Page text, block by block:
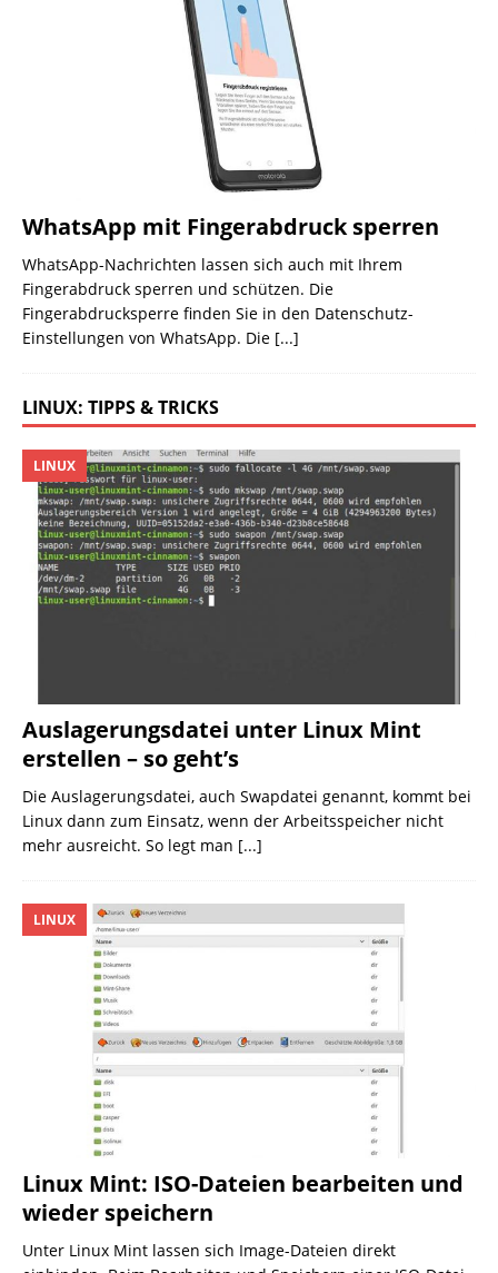
WhatsApp mit Fingerabdruck sperren
WhatsApp-Nachrichten lassen sich auch mit Ihrem
Fingerabdruck sperren und schützen. Die
Fingerabdrucksperre finden Sie in den Datenschutz-
Einstellungen von WhatsApp. Die [...]
LINUX: TIPPS & TRICKS
Auslagerungsdatei unter Linux Mint
erstellen – so geht’s
LINUX
Die Auslagerungsdatei, auch Swapdatei genannt, kommt bei
Linux dann zum Einsatz, wenn der Arbeitsspeicher nicht
mehr ausreicht. So legt man [...]
Linux Mint: ISO-Dateien bearbeiten und
wieder speichern
LINUX
Unter Linux Mint lassen sich Image-Dateien direkt